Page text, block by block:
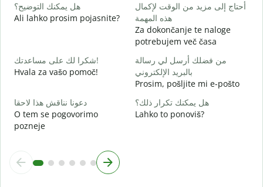
هل يمكنك التوضيح؟
Ali lahko prosim pojasnite?
أحتاج إلى مزيد من الوقت لإكمال
هذه المهمة
Za dokončanje te naloge
potrebujem več časa
شكرا لك على مساعدتك!
Hvala za vašo pomoč!
من فضلك أرسل لي رسالة
بالبريد الإلكتروني
Prosim, pošljite mi e-pošto
دعونا نناقش هذا لاحقا
O tem se pogovorimo
pozneje
هل يمكنك تكرار ذلك؟
Lahko to ponoviš?